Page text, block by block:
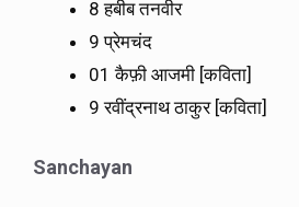
8 हबीब तनवीर
9 प्रेमचंद
01 कैफ़ी आजमी [कविता]
9 रवींद्रनाथ ठाकुर [कविता]
Sanchayan